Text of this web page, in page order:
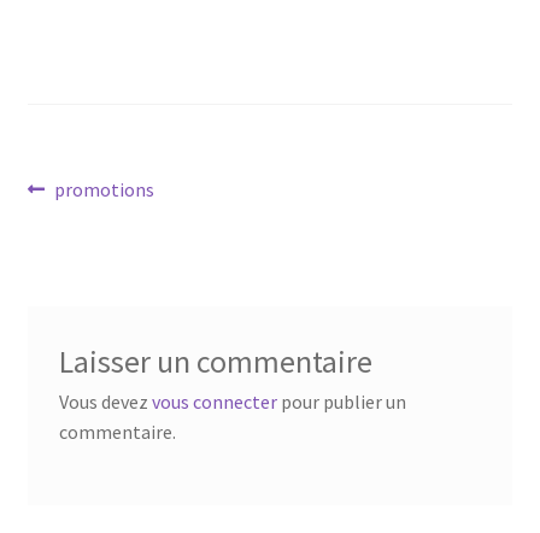
Possibilité de retrait gratuit
Track your order
Navigation
Article
promotions
Laisser un commentaire
Vous devez vous connecterpour publier un
commentaire.